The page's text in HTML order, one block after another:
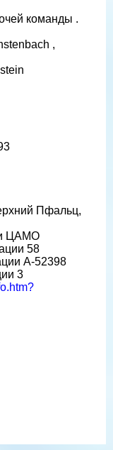
команды .
,
Пфальц,
ЦАМО
58
A-52398
3